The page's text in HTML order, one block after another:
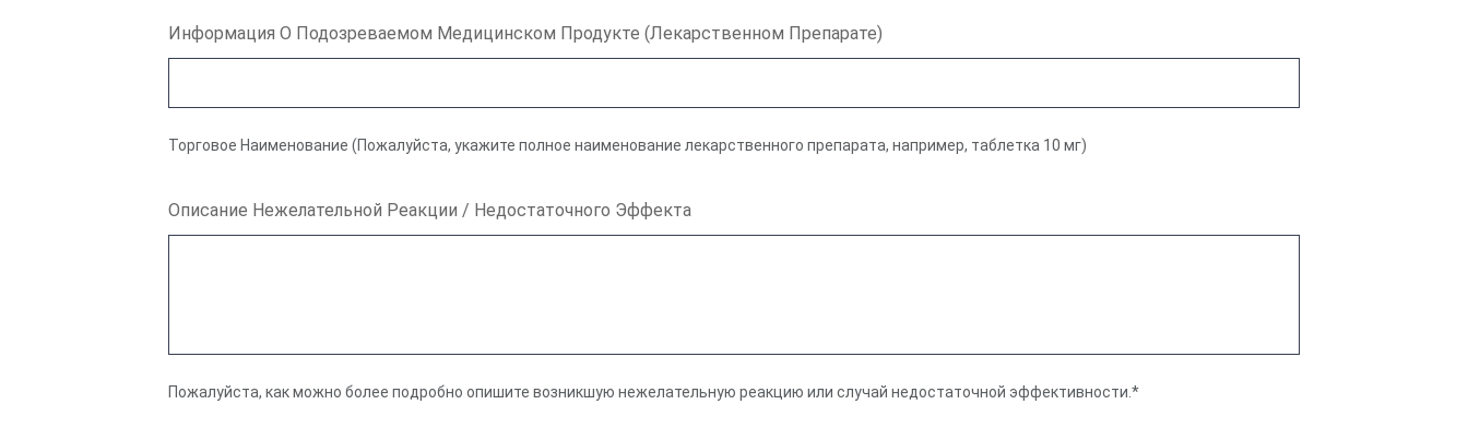
Информация О Подозреваемом Медицинском Продукте (Лекарственном Препарате)
Торговое Наименование (Пожалуйста, укажите полное наименование лекарственного препарата, например, таблетка 10 мг)
Описание Нежелательной Реакции / Недостаточного Эффекта
Пожалуйста, как можно более подробно опишите возникшую нежелательную реакцию или случай недостаточной эффективности.*